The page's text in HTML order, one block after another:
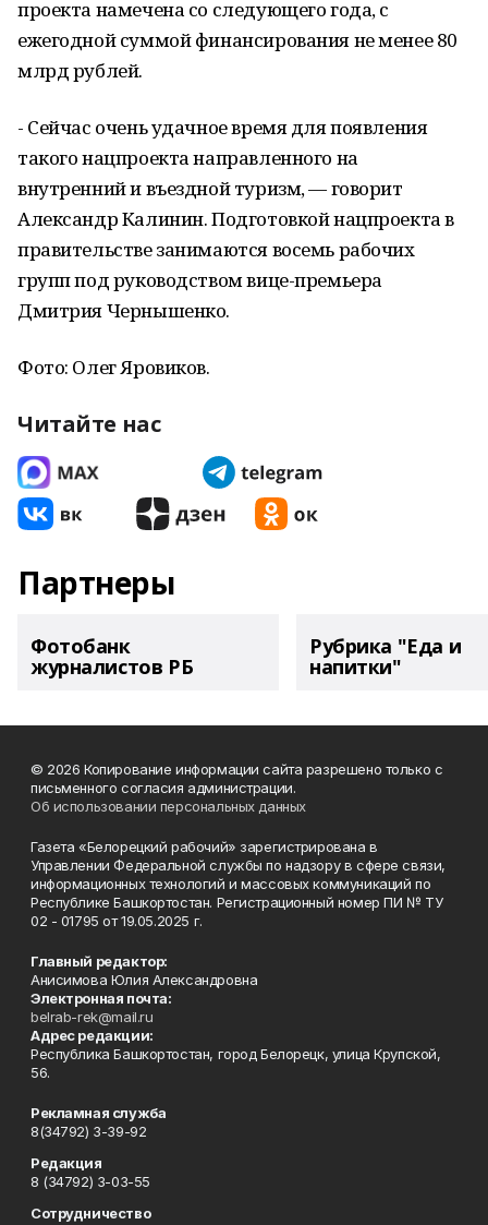
проекта намечена со следующего года, с
ежегодной суммой финансирования не менее 80
млрд рублей.
- Сейчас очень удачное время для появления
такого нацпроекта направленного на
внутренний и въездной туризм, — говорит
Александр Калинин. Подготовкой нацпроекта в
правительстве занимаются восемь рабочих
групп под руководством вице-премьера
Дмитрия Чернышенко.
Фото: Олег Яровиков.
Читайте нас
Партнеры
Фотобанк
журналистов РБ
Рубрика "Еда и
напитки"
© 2026 Копирование информации сайта разрешено только с
письменного согласия администрации.
Об использовании персональных данных
Газета «Белорецкий рабочий» зарегистрирована в
Управлении Федеральной службы по надзору в сфере связи,
информационных технологий и массовых коммуникаций по
Республике Башкортостан. Регистрационный номер ПИ № ТУ
02 - 01795 от 19.05.2025 г.
Главный редактор:
Анисимова Юлия Александровна
Электронная почта:
belrab-rek@mail.ru
Адрес редакции:
Республика Башкортостан, город Белорецк, улица Крупской,
56.
Рекламная служба
8(34792) 3-39-92
Редакция
8 (34792) 3-03-55
Сотрудничество